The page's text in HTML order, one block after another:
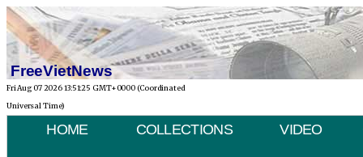
FreeVietNews
Fri Aug 07 2026 13:51:25 GMT+0000 (Coordinated
Universal Time)
HOME COLLECTIONS VIDEO